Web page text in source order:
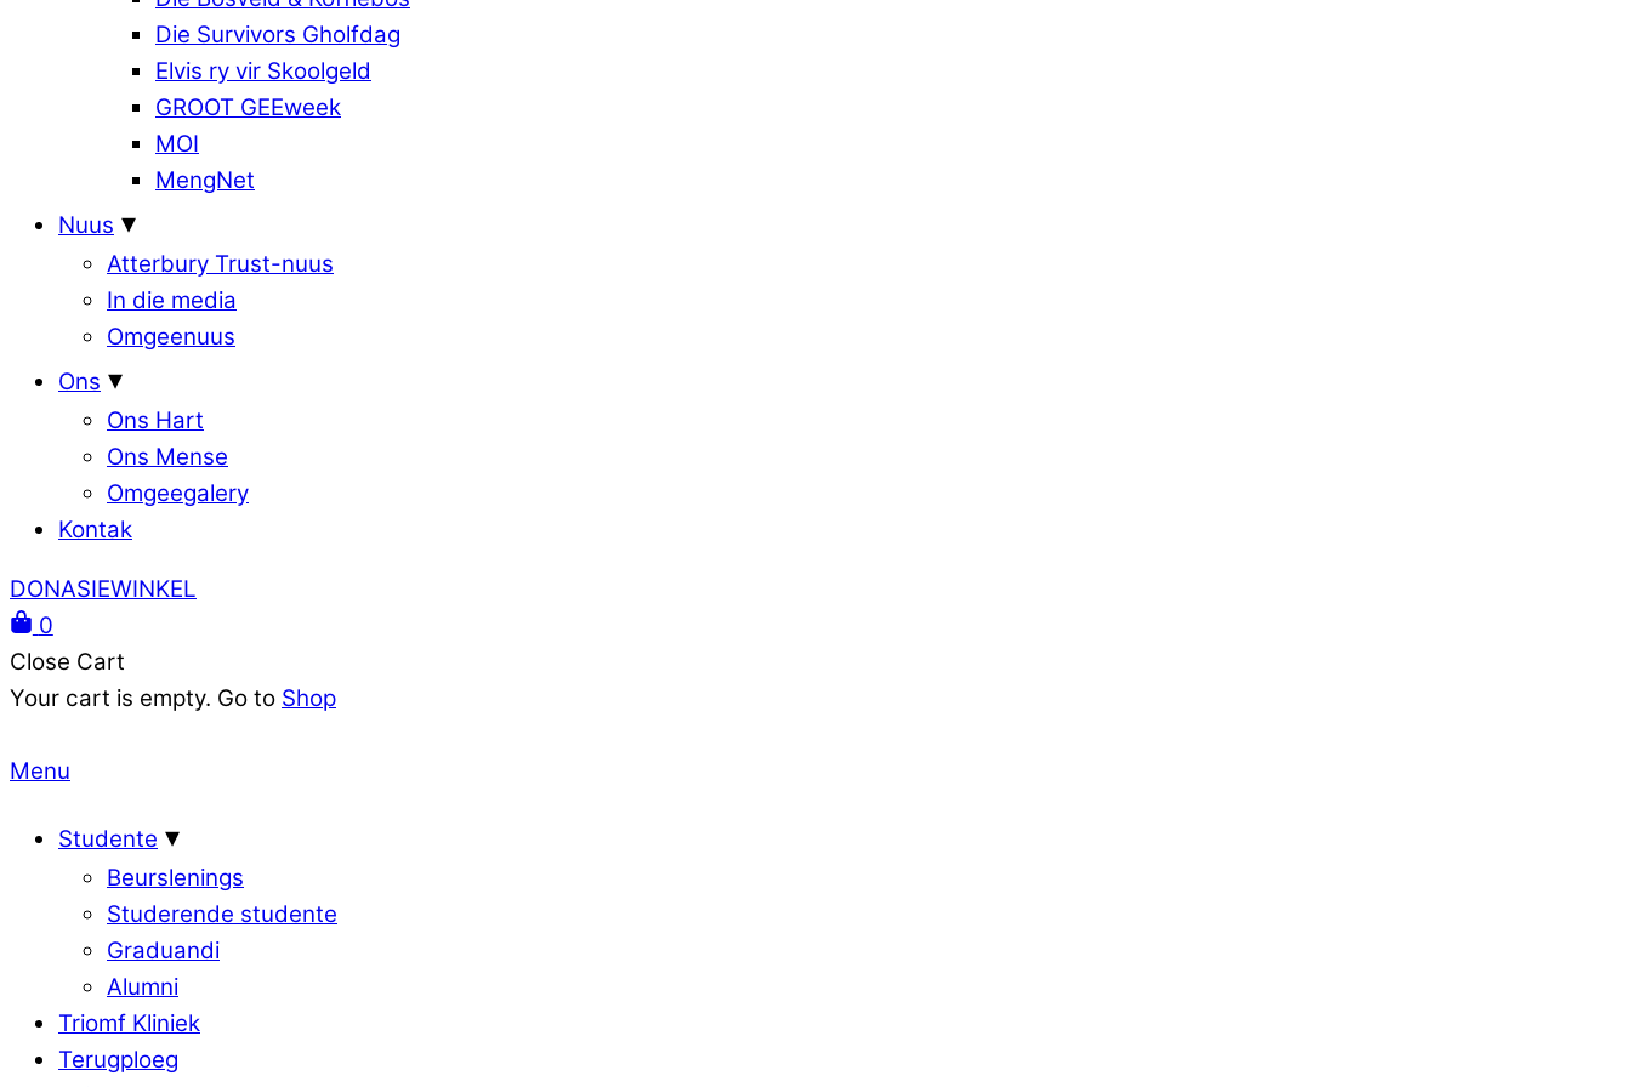
Die Survivors Gholfdag
Elvis ry vir Skoolgeld
GROOT GEEweek
MOI
MengNet
Nuus
Atterbury Trust-nuus
In die media
Omgeenuus
Ons
Ons Hart
Ons Mense
Omgeegalery
Kontak
DONASIEWINKEL
0
Close Cart
Your cart is empty. Go to Shop
Menu
Studente
Beurslenings
Studerende studente
Graduandi
Alumni
Triomf Kliniek
Terugploeg